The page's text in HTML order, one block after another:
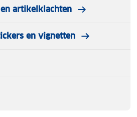
artikelklachten
en vignetten